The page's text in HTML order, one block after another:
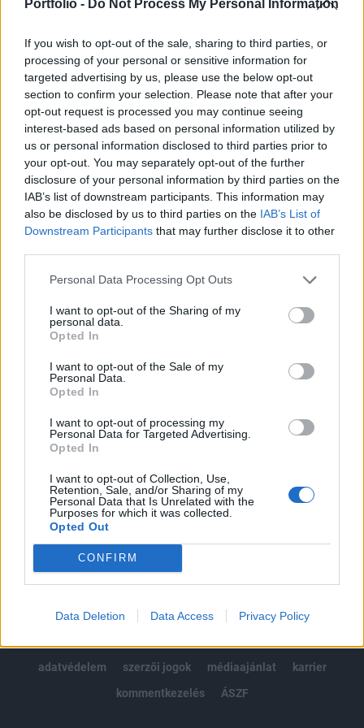
Portfolio - Do Not Process My Personal Information
If you wish to opt-out of the sale, sharing to third parties, or
processing of your personal or sensitive information for
targeted advertising by us, please use the below opt-out
section to confirm your selection. Please note that after your
opt-out request is processed you may continue seeing
interest-based ads based on personal information utilized by
us or personal information disclosed to third parties prior to
your opt-out. You may separately opt-out of the further
disclosure of your personal information by third parties on the
IAB’s list of downstream participants. This information may
also be disclosed by us to third parties on the IAB’s List of
Downstream Participants that may further disclose it to other
Personal Data Processing Opt Outs
I want to opt-out of the Sharing of my
personal data.
Opted In
I want to opt-out of the Sale of my
Personal Data.
Opted In
I want to opt-out of processing my
Personal Data for Targeted Advertising.
Opted In
I want to opt-out of Collection, Use,
Retention, Sale, and/or Sharing of my
Personal Data that Is Unrelated with the
Purposes for which it was collected.
Opted Out
CONFIRM
Data Deletion Data Access Privacy Policy
Dbeibah nemzeti egység kormánya Facebookon jelentette
be a látogatást közzé téve egy felvételt, amelyen Burns a
líbiai kormányfő társaságában látható. A Líbia keleti felét
ellenőrző Halífa Haftar tábornokhoz közeli források szerint
Burns a hadúrral is egyeztetett, akinek székhelye
Bengáziban van. A CIA nem kommentálta a történteket. A
2011 óta polgárháború dúlta...
KEDVES OLVASÓNK!
A keresett cikk a portfolio.hu hírarchívumához
tartozik, melynek olvasása előfizetéses
Az előfizetés a következőket tartalmazza:
Kötéslisták: BÉT elmúlt 2 év napon belüli
kötéslistái
Előfizetés
MÁR ELŐFIZETŐNK VAGY?BEJELENTKEZÉS
© 2026 Portfolio
adatvédelem
szerzői jogok médiaajánlat
karrier
kommentkezelés
ÁSZF